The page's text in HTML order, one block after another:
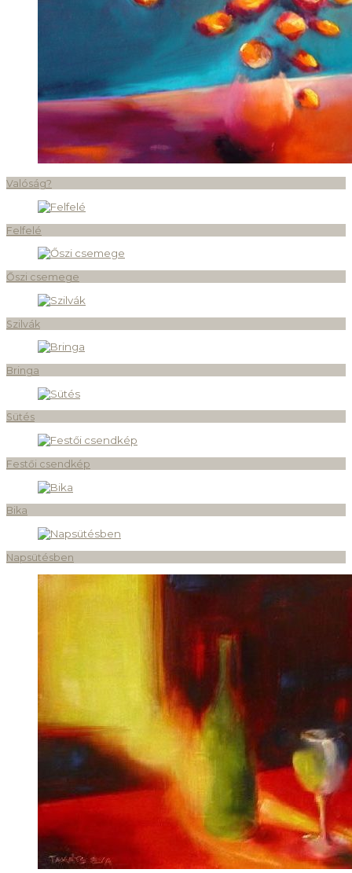
Valóság?
Felfelé
Őszi csemege
Szilvák
Bringa
Sütés
Festői csendkép
Bika
Napsütésben